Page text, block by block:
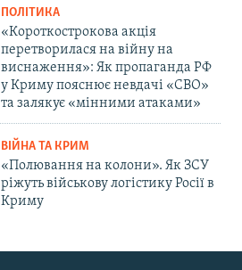
ПОЛІТИКА
«Короткострокова акція
перетворилася на війну на
виснаження»: Як пропаганда РФ
у Криму пояснює невдачі «СВО»
та залякує «мінними атаками»
ВІЙНА ТА КРИМ
«Полювання на колони». Як ЗСУ
ріжуть військову логістику Росії в
Криму